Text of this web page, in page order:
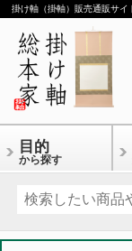
掛け軸（掛軸）販売通販サイ
目的
から探す